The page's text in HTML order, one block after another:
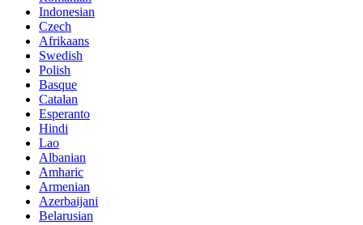
Indonesian
Czech
Afrikaans
Swedish
Polish
Basque
Catalan
Esperanto
Hindi
Lao
Albanian
Amharic
Armenian
Azerbaijani
Belarusian